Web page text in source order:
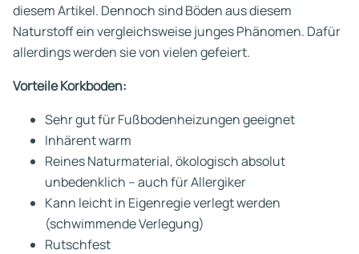
diesem Artikel. Dennoch sind Böden aus diesem
Naturstoff ein vergleichsweise junges Phänomen. Dafür
allerdings werden sie von vielen gefeiert.
Vorteile Korkboden:
Sehr gut für Fußbodenheizungen geeignet
Inhärent warm
Reines Naturmaterial, ökologisch absolut
unbedenklich – auch für Allergiker
Kann leicht in Eigenregie verlegt werden
(schwimmende Verlegung)
Rutschfest